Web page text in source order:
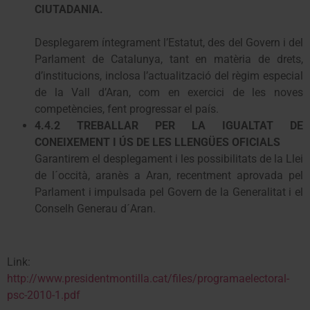
CIUTADANIA.
Desplegarem íntegrament l’Estatut, des del Govern i del
Parlament de Catalunya, tant en matèria de drets,
d’institucions, inclosa l’actualització del règim especial
de la Vall d’Aran, com en exercici de les noves
competències, fent progressar el país.
4.4.2 TREBALLAR PER LA IGUALTAT DE
CONEIXEMENT I ÚS DE LES LLENGÜES OFICIALS
Garantirem el desplegament i les possibilitats de la Llei
de l´occità, aranès a Aran, recentment aprovada pel
Parlament i impulsada pel Govern de la Generalitat i el
Conselh Generau d´Aran.
Link:
http://www.presidentmontilla.cat/files/programaelectoral-
psc-2010-1.pdf